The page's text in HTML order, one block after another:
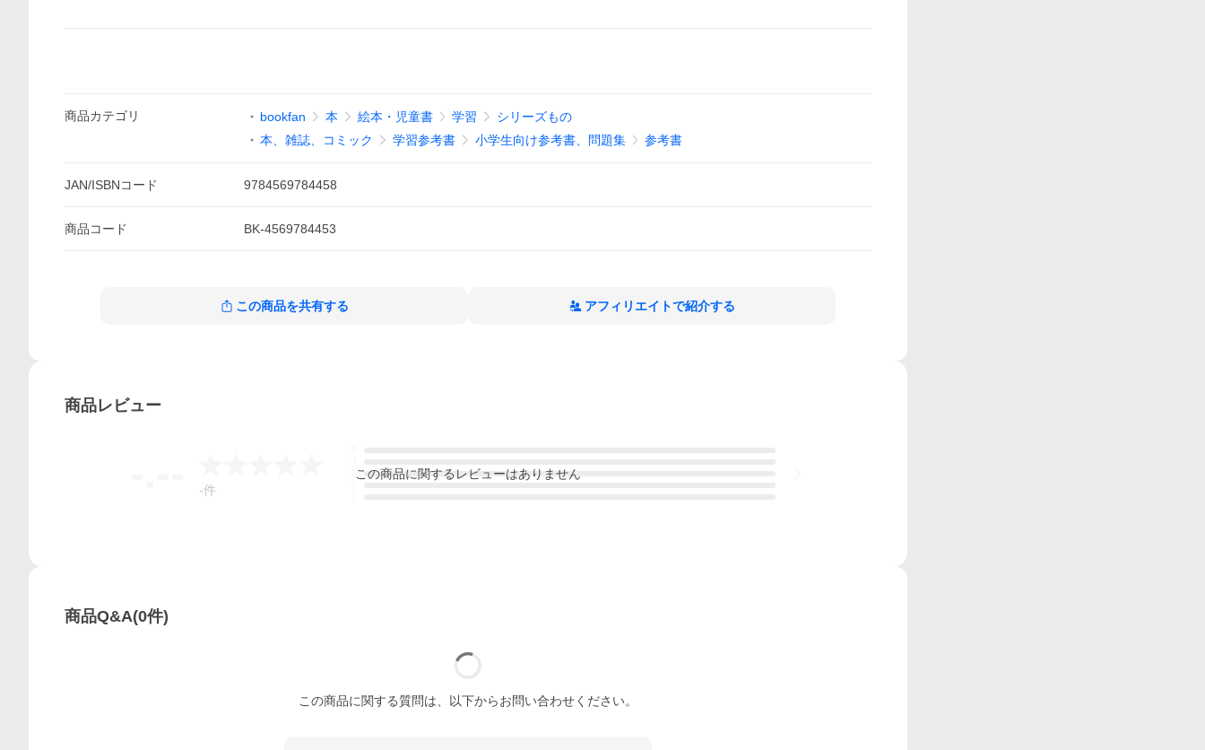
商品カテゴリ bookfan 本 絵本・児童書 学習
シリーズもの
本、雑誌、コミック
学習参考書 小学生向け参考書、問題集 参考書
JAN/ISBNコード 9784569784458
商品コード BK-4569784453
この商品を共有する アフィリエイトで紹介する
商品レビュー
-件
この商品に関するレビューはありません
商品Q&A(0件)
この商品に関する質問は、以下からお問い合わせください。